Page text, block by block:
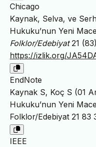
Chicago
Kaynak, Selva, ve
Hukuku’nun Yeni
Folklor/Edebiyat21
https://izlik.org/
EndNote
Kaynak S, Koç S (01
Hukuku’nun Yeni
Folklor/Edebiyat 21 83
IEEE